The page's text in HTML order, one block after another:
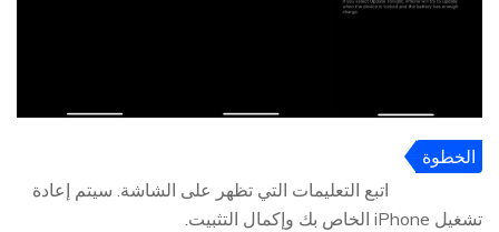
الخطوة
اتبع التعليمات التي تظهر على الشاشة. سيتم إعادة
تشغيل iPhone الخاص بك وإكمال التثبيت.